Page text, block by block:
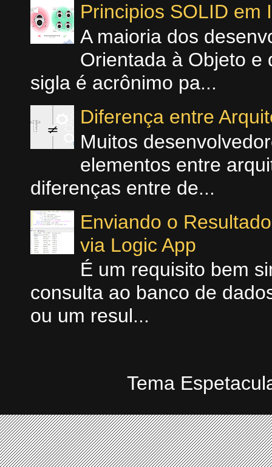
Principios SOLID em
A maioria dos
Orientada à Objeto e
sigla é acrônimo pa...
Diferença entre
Muitos
elementos entre
diferenças entre de...
Enviando o
via Logic App
É um requisito bem
consulta ao banco de
ou um resul...
Tema